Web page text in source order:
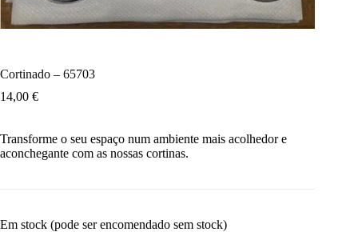
Cortinado – 65703
14,00 €
Transforme o seu espaço num ambiente mais acolhedor e
aconchegante com as nossas cortinas.
Em stock (pode ser encomendado sem stock)